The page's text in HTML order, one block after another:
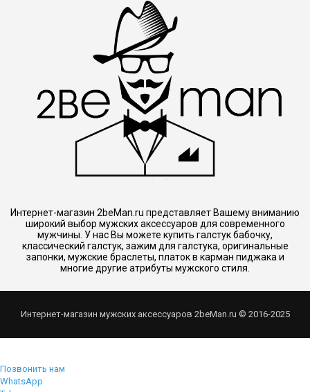
Интернет-магазин 2beMan.ru представляет Вашему вниманию
широкий выбор мужских аксессуаров для современного
мужчины. У нас Вы можете купить галстук бабочку,
классический галстук, зажим для галстука, оригинальные
запонки, мужские браслеты, платок в карман пиджака и
многие другие атрибуты мужского стиля.
Интернет-магазин мужских аксессуаров 2beMan.ru © 2016-2025
Позвонить нам
WhatsApp